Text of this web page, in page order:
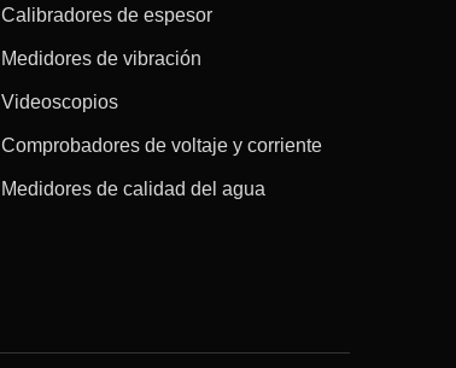
Calibradores de espesor
Medidores de vibración
Videoscopios
Comprobadores de voltaje y corriente
Medidores de calidad del agua